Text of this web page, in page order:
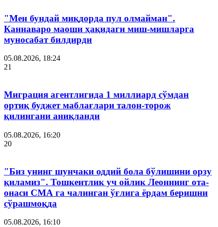
"Мен бундай миқдорда пул олмайман".
Каннаваро маоши ҳақидаги миш-мишларга
муносабат билдирди
05.08.2026, 18:24
21
Миграция агентлигида 1 миллиард сўмдан
ортиқ буджет маблағлари талон-торож
қилингани аниқланди
05.08.2026, 16:20
20
"Биз унинг шунчаки оддий бола бўлишини орзу
қиламиз". Тошкентлик уч ойлик Леоннинг ота-
онаси СМА га чалинган ўғлига ёрдам беришни
сўрашмоқда
05.08.2026, 16:10